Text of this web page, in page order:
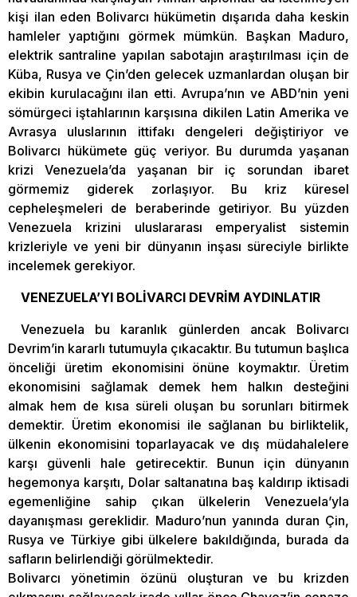
kişi ilan eden Bolivarcı hükümetin dışarıda daha keskin
hamleler yaptığını görmek mümkün. Başkan Maduro,
elektrik santraline yapılan sabotajın araştırılması için de
Küba, Rusya ve Çin’den gelecek uzmanlardan oluşan bir
ekibin kurulacağını ilan etti. Avrupa’nın ve ABD’nin yeni
sömürgeci iştahlarının karşısına dikilen Latin Amerika ve
Avrasya uluslarının ittifakı dengeleri değiştiriyor ve
Bolivarcı hükümete güç veriyor. Bu durumda yaşanan
krizi Venezuela’da yaşanan bir iç sorundan ibaret
görmemiz giderek zorlaşıyor. Bu kriz küresel
cepheleşmeleri de beraberinde getiriyor. Bu yüzden
Venezuela krizini uluslararası emperyalist sistemin
krizleriyle ve yeni bir dünyanın inşası süreciyle birlikte
incelemek gerekiyor.
VENEZUELA’YI BOLİVARCI DEVRİM AYDINLATIR
Venezuela bu karanlık günlerden ancak Bolivarcı
Devrim’in kararlı tutumuyla çıkacaktır. Bu tutumun başlıca
önceliği üretim ekonomisini önüne koymaktır. Üretim
ekonomisini sağlamak demek hem halkın desteğini
almak hem de kısa süreli oluşan bu sorunları bitirmek
demektir. Üretim ekonomisi ile sağlanan bu birliktelik,
ülkenin ekonomisini toparlayacak ve dış müdahalelere
karşı güvenli hale getirecektir. Bunun için dünyanın
hegemonya karşıtı, Dolar saltanatına baş kaldırıp iktisadi
egemenliğine sahip çıkan ülkelerin Venezuela’yla
dayanışması gereklidir. Maduro’nun yanında duran Çin,
Rusya ve Türkiye gibi ülkelere bakıldığında, burada da
safların belirlendiği görülmektedir.
Bolivarcı yönetimin özünü oluşturan ve bu krizden